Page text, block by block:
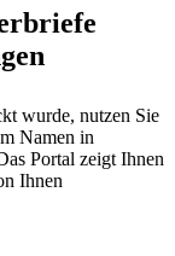
wurde, nutzen Sie
Namen in
Portal zeigt Ihnen
Ihnen